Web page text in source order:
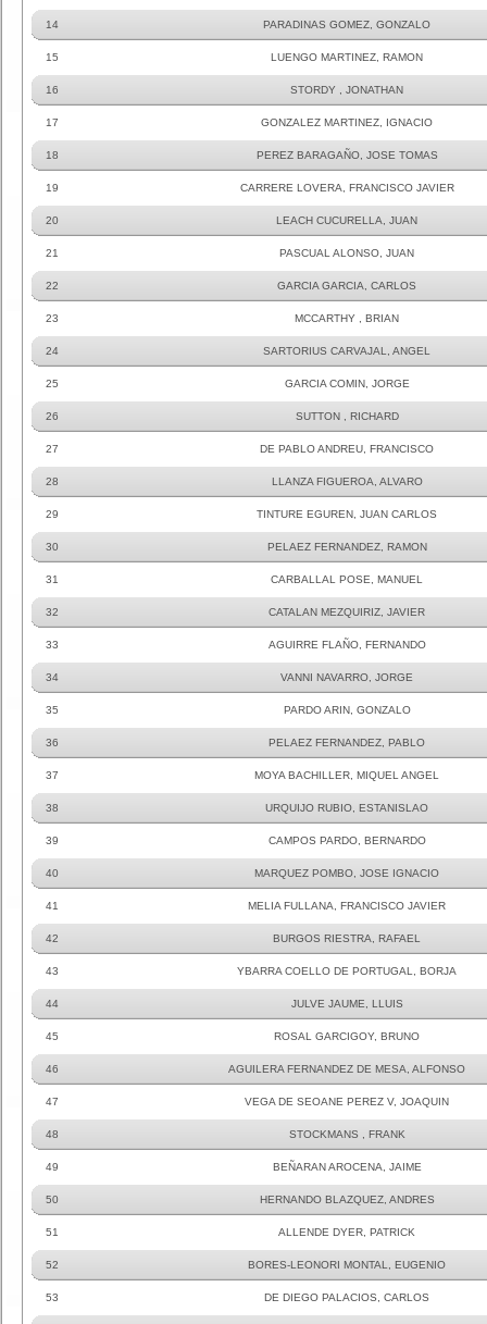
14 PARADINAS GOMEZ, GONZALO
15 LUENGO MARTINEZ, RAMON
16 STORDY , JONATHAN
17 GONZALEZ MARTINEZ, IGNACIO
18 PEREZ BARAGAÑO, JOSE TOMAS
19 CARRERE LOVERA, FRANCISCO JAVIER
20 LEACH CUCURELLA, JUAN
21 PASCUAL ALONSO, JUAN
22 GARCIA GARCIA, CARLOS
23 MCCARTHY , BRIAN
24 SARTORIUS CARVAJAL, ANGEL
25 GARCIA COMIN, JORGE
26 SUTTON , RICHARD
27 DE PABLO ANDREU, FRANCISCO
28 LLANZA FIGUEROA, ALVARO
29 TINTURE EGUREN, JUAN CARLOS
30 PELAEZ FERNANDEZ, RAMON
31 CARBALLAL POSE, MANUEL
32 CATALAN MEZQUIRIZ, JAVIER
33 AGUIRRE FLAÑO, FERNANDO
34 VANNI NAVARRO, JORGE
35 PARDO ARIN, GONZALO
36 PELAEZ FERNANDEZ, PABLO
37 MOYA BACHILLER, MIQUEL ANGEL
38 URQUIJO RUBIO, ESTANISLAO
39 CAMPOS PARDO, BERNARDO
40 MARQUEZ POMBO, JOSE IGNACIO
41 MELIA FULLANA, FRANCISCO JAVIER
42 BURGOS RIESTRA, RAFAEL
43 YBARRA COELLO DE PORTUGAL, BORJA
44 JULVE JAUME, LLUIS
45 ROSAL GARCIGOY, BRUNO
46 AGUILERA FERNANDEZ DE MESA, ALFONSO
47 VEGA DE SEOANE PEREZ V, JOAQUIN
48 STOCKMANS , FRANK
49 BEÑARAN AROCENA, JAIME
50 HERNANDO BLAZQUEZ, ANDRES
51 ALLENDE DYER, PATRICK
52 BORES-LEONORI MONTAL, EUGENIO
53 DE DIEGO PALACIOS, CARLOS